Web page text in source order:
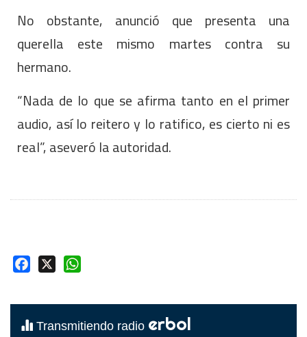
No obstante, anunció que presenta una
querella este mismo martes contra su
hermano.
“Nada de lo que se afirma tanto en el primer
audio, así lo reitero y lo ratifico, es cierto ni es
real”, aseveró la autoridad.
Facebook
Transmitiendo radio erbol